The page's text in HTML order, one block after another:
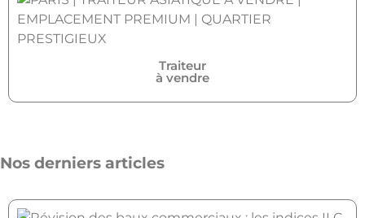
Traiteur
à vendre
Nos derniers articles